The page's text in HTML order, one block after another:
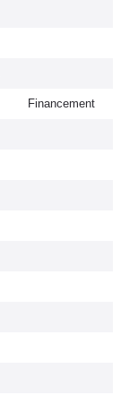
Financement